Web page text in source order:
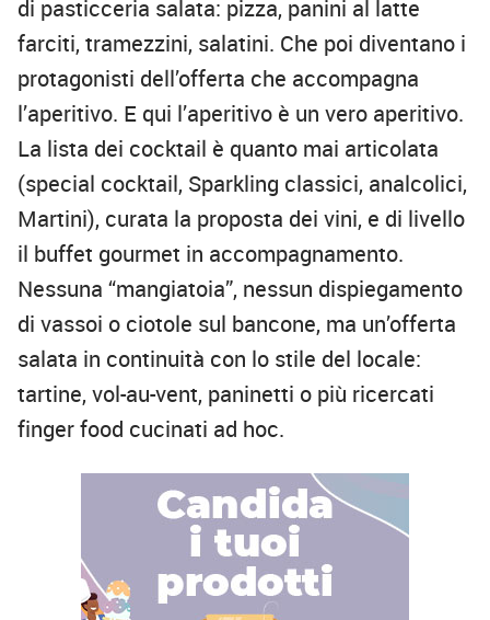
di pasticceria salata: pizza, panini al latte
farciti, tramezzini, salatini. Che poi diventano i
protagonisti dell’offerta che accompagna
l’aperitivo. E qui l’aperitivo è un vero aperitivo.
La lista dei cocktail è quanto mai articolata
(special cocktail, Sparkling classici, analcolici,
Martini), curata la proposta dei vini, e di livello
il buffet gourmet in accompagnamento.
Nessuna “mangiatoia”, nessun dispiegamento
di vassoi o ciotole sul bancone, ma un’offerta
salata in continuità con lo stile del locale:
tartine, vol-au-vent, paninetti o più ricercati
finger food cucinati ad hoc.